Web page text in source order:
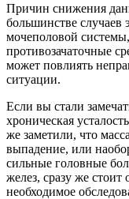
Причин снижения
большинстве случаев
мочеполовой
противозачаточные
может повлиять
ситуации.
Если вы стали
хроническая
же заметили, что
выпадение, или
сильные головные
желез, сразу же стоит
необходимое